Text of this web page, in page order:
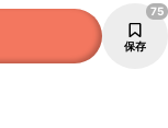
保存
75